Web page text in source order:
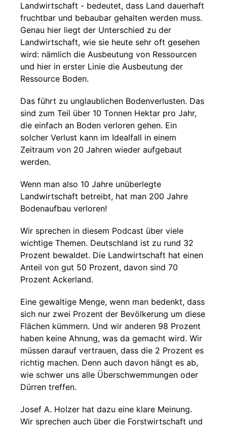
Landwirtschaft - bedeutet, dass Land dauerhaft
fruchtbar und bebaubar gehalten werden muss.
Genau hier liegt der Unterschied zu der
Landwirtschaft, wie sie heute sehr oft gesehen
wird: nämlich die Ausbeutung von Ressourcen
und hier in erster Linie die Ausbeutung der
Ressource Boden.
Das führt zu unglaublichen Bodenverlusten. Das
sind zum Teil über 10 Tonnen Hektar pro Jahr,
die einfach an Boden verloren gehen. Ein
solcher Verlust kann im Idealfall in einem
Zeitraum von 20 Jahren wieder aufgebaut
werden.
Wenn man also 10 Jahre unüberlegte
Landwirtschaft betreibt, hat man 200 Jahre
Bodenaufbau verloren!
Wir sprechen in diesem Podcast über viele
wichtige Themen. Deutschland ist zu rund 32
Prozent bewaldet. Die Landwirtschaft hat einen
Anteil von gut 50 Prozent, davon sind 70
Prozent Ackerland.
Eine gewaltige Menge, wenn man bedenkt, dass
sich nur zwei Prozent der Bevölkerung um diese
Flächen kümmern. Und wir anderen 98 Prozent
haben keine Ahnung, was da gemacht wird. Wir
müssen darauf vertrauen, dass die 2 Prozent es
richtig machen. Denn auch davon hängt es ab,
wie schwer uns alle Überschwemmungen oder
Dürren treffen.
Josef A. Holzer hat dazu eine klare Meinung.
Wir sprechen auch über die Forstwirtschaft und